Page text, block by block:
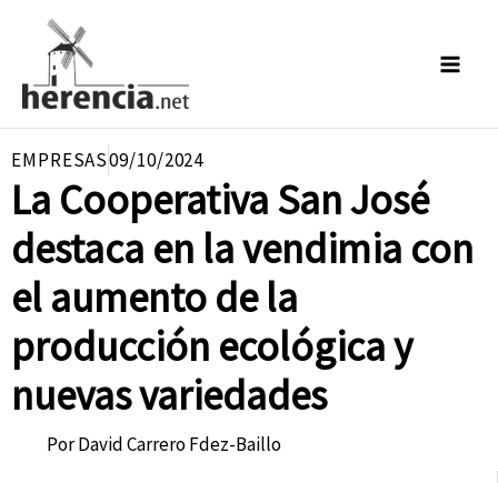
contenido
EMPRESAS09/10/2024
La Cooperativa San José
destaca en la vendimia con
el aumento de la
producción ecológica y
nuevas variedades
PorDavid Carrero Fdez-Baillo